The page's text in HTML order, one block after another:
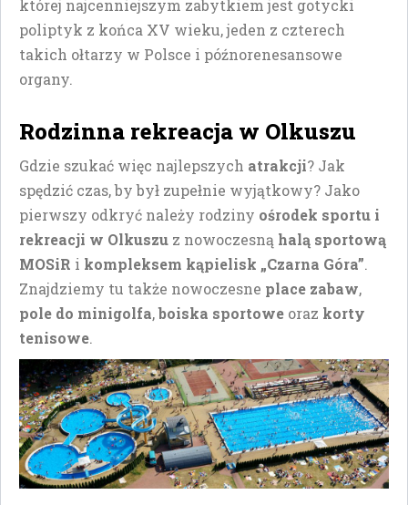
której najcenniejszym zabytkiem jest gotycki
poliptyk z końca XV wieku, jeden z czterech
takich ołtarzy w Polsce i późnorenesansowe
organy.
Rodzinna rekreacja w Olkuszu
Gdzie szukać więc najlepszych atrakcji? Jak
spędzić czas, by był zupełnie wyjątkowy? Jako
pierwszy odkryć należy rodziny ośrodek sportu i
rekreacji w Olkuszu z nowoczesną halą sportową
MOSiR i kompleksem kąpielisk „Czarna Góra”.
Znajdziemy tu także nowoczesne place zabaw,
pole do minigolfa,boiska sportowe oraz korty
tenisowe.